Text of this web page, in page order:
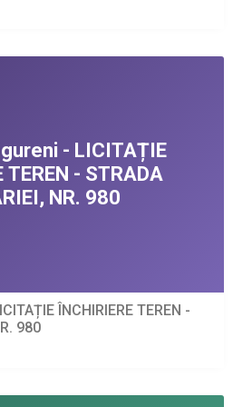
ÎNCHIRIERE TEREN -
980